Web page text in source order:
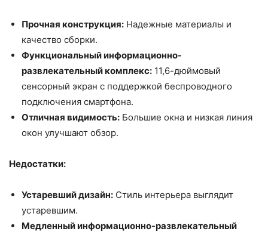
Прочная конструкция: Надежные материалы и
качество сборки.
Функциональный информационно-
развлекательный комплекс: 11,6-дюймовый
сенсорный экран с поддержкой беспроводного
подключения смартфона.
Отличная видимость: Большие окна и низкая линия
окон улучшают обзор.
Недостатки:
Устаревший дизайн: Стиль интерьера выглядит
устаревшим.
Медленный информационно-развлекательный